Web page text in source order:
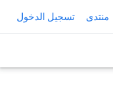
منتدى تسجيل الدخول